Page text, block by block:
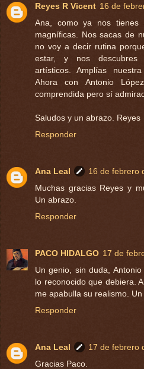
Reyes R Vicent 16 de
Ana, como ya nos tienes
magníficas. Nos sacas de
no voy a decir rutina
estar, y nos descubres
artísticos. Amplías
Ahora con Antonio
comprendida pero sí
Saludos y un abrazo. Reyes
Responder
Ana Leal
16 de febrero
Muchas gracias Reyes y
Un abrazo.
Responder
PACO HIDALGO 17 de
Un genio, sin duda,
lo reconocido que debiera.
me apabulla su realismo. Un
Responder
Ana Leal
17 de febrero
Gracias Paco.